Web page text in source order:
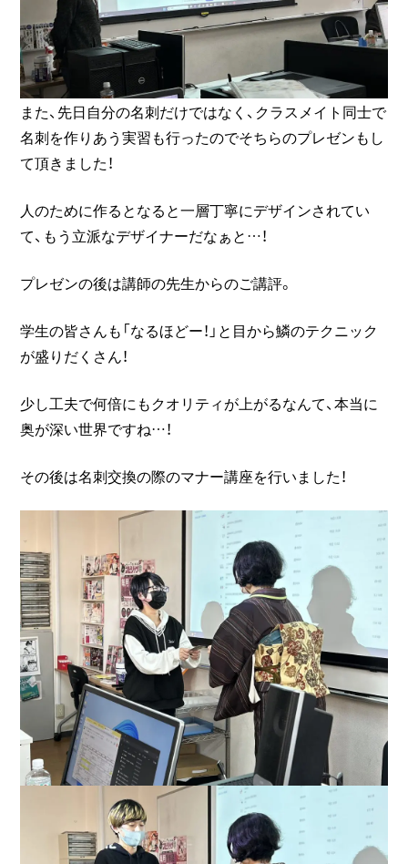
また、先日自分の名刺だけではなく、クラスメイト同士で
名刺を作りあう実習も行ったのでそちらのプレゼンもし
て頂きました！
人のために作るとなると一層丁寧にデザインされてい
て、もう立派なデザイナーだなぁと…！
プレゼンの後は講師の先生からのご講評。
学生の皆さんも「なるほどー！」と目から鱗のテクニック
が盛りだくさん！
少し工夫で何倍にもクオリティが上がるなんて、本当に
奥が深い世界ですね…！
その後は名刺交換の際のマナー講座を行いました！